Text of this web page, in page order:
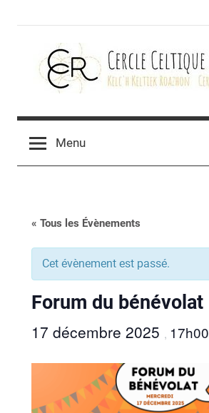
Cercle
celtique
Rennes
Menu
« Tous les Évènements
Cet évènement est passé.
Forum du bénévolat
17 décembre 2025 , 17h00